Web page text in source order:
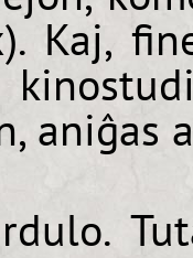
Kaj,